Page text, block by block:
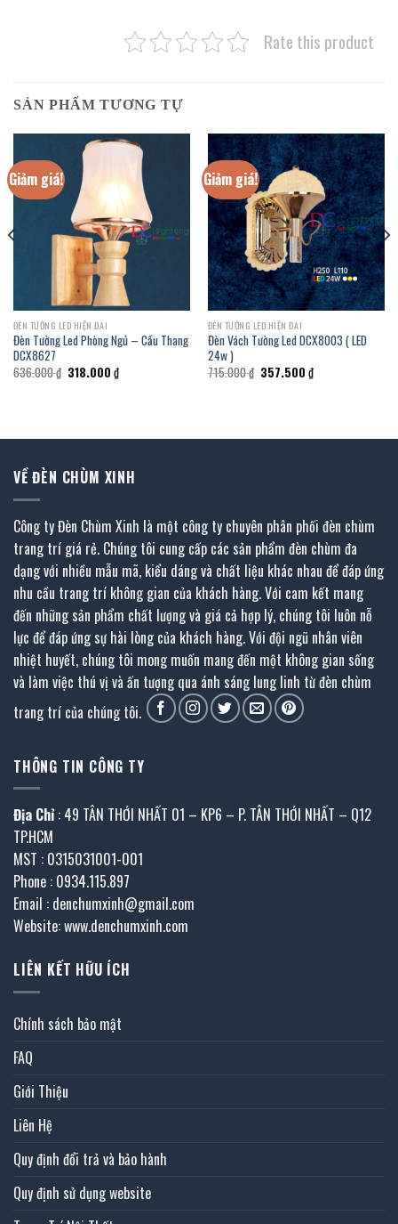
Rate this product
SẢN PHẨM TƯƠNG TỰ
Giảm giá!
ĐÈN TƯỜNG LED HIỆN ĐAI
Đèn Tường Led Phòng Ngủ – Cầu Thang
DCX8627
636.000₫ Giá
gốc
318.000 ₫Giá
hiện
Giảm giá!
ĐÈN TƯỜNG LED HIỆN ĐAI
Đèn Vách Tường Led DCX8003 ( LED
24w )
715.000₫ Giá
gốc
357.500 ₫Giá
hiện
VỀ ĐÈN CHÙM XINH
Công ty Đèn Chùm Xinh là một công ty chuyên phân phối đèn chùm
trang trí giá rẻ. Chúng tôi cung cấp các sản phẩm đèn chùm đa
dạng với nhiều mẫu mã, kiểu dáng và chất liệu khác nhau để đáp ứng
nhu cầu trang trí không gian của khách hàng. Với cam kết mang
đến những sản phẩm chất lượng và giá cả hợp lý, chúng tôi luôn nỗ
lực để đáp ứng sự hài lòng của khách hàng. Với đội ngũ nhân viên
nhiệt huyết, chúng tôi mong muốn mang đến một không gian sống
và làm việc thú vị và ấn tượng qua ánh sáng lung linh từ đèn chùm
trang trí của chúng tôi.
THÔNG TIN CÔNG TY
Địa Chỉ : 49 TÂN THỚI NHẤT 01 – KP6 – P. TÂN THỚI NHẤT – Q12
TP.HCM
MST : 0315031001-001
Phone : 0934.115.897
Email : denchumxinh@gmail.com
Website: www.denchumxinh.com
LIÊN KẾT HỮU ÍCH
Chính sách bảo mật
FAQ
Giới Thiệu
Liên Hệ
Quy định đổi trả và bảo hành
Quy định sử dụng website